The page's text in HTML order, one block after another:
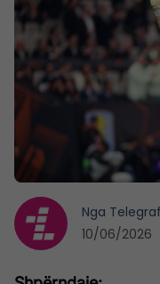
Nga
10/06/2026